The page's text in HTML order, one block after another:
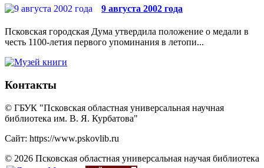
9 августа 2002 года
Псковская городская Дума утвердила положение о медали в
честь 1100-летия первого упоминания в летопи...
Контакты
© ГБУК "Псковская областная универсальная научная
библиотека им. В. Я. Курбатова"
Сайт: https://www.pskovlib.ru
© 2026 Псковская областная универсальная научая библиотека